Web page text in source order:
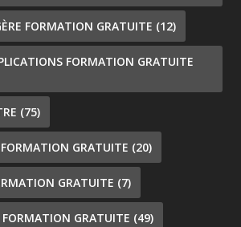
FORMATION GRATUITE (12)
FORMATION GRATUITE
(75)
GRATUITE (20)
GRATUITE (7)
GRATUITE (49)